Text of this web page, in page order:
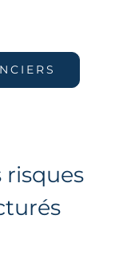
risques